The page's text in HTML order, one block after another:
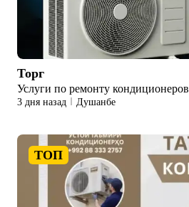
Торг
Услуги по ремонту кондиционеров
3 дня назад Душанбе
ТОП